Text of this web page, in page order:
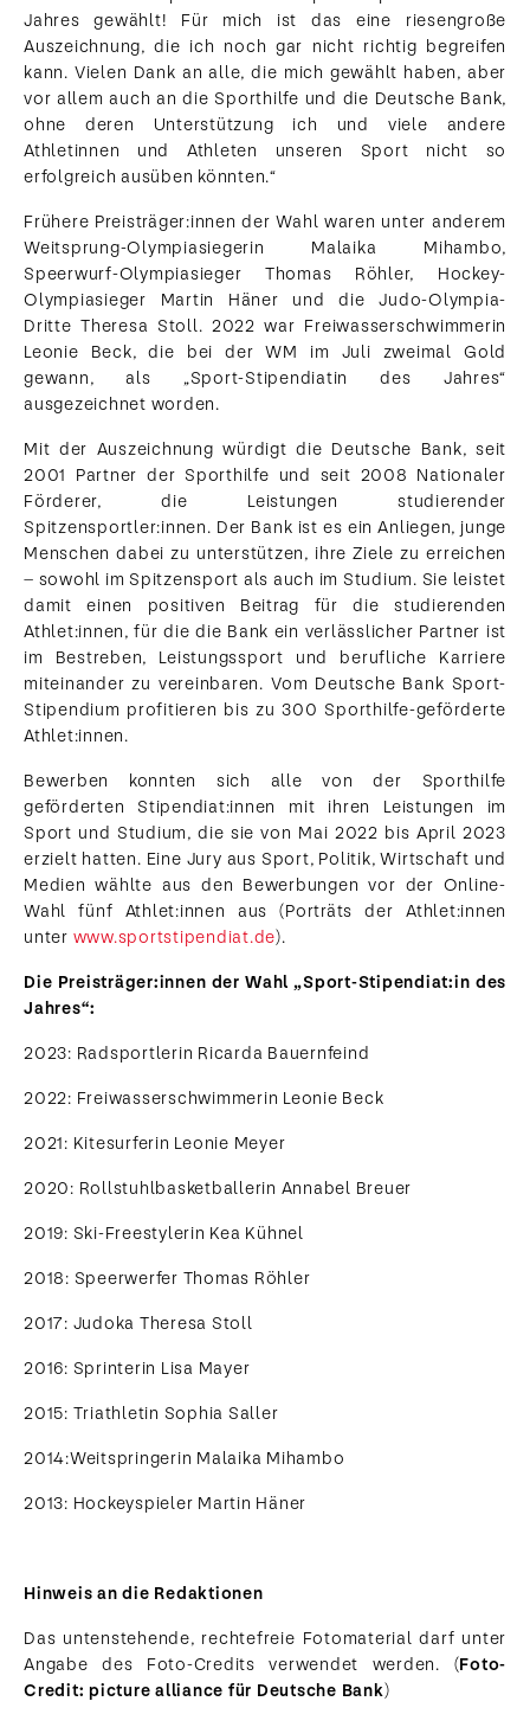
Jahres gewählt! Für mich ist das eine riesengroße
Auszeichnung, die ich noch gar nicht richtig begreifen
kann. Vielen Dank an alle, die mich gewählt haben, aber
vor allem auch an die Sporthilfe und die Deutsche Bank,
ohne deren Unterstützung ich und viele andere
Athletinnen und Athleten unseren Sport nicht so
erfolgreich ausüben könnten.“
Frühere Preisträger:innen der Wahl waren unter anderem
Weitsprung-Olympiasiegerin Malaika Mihambo,
Speerwurf-Olympiasieger Thomas Röhler, Hockey-
Olympiasieger Martin Häner und die Judo-Olympia-
Dritte Theresa Stoll. 2022 war Freiwasserschwimmerin
Leonie Beck, die bei der WM im Juli zweimal Gold
gewann, als „Sport-Stipendiatin des Jahres“
ausgezeichnet worden.
Mit der Auszeichnung würdigt die Deutsche Bank, seit
2001 Partner der Sporthilfe und seit 2008 Nationaler
Förderer, die Leistungen studierender
Spitzensportler:innen. Der Bank ist es ein Anliegen, junge
Menschen dabei zu unterstützen, ihre Ziele zu erreichen
– sowohl im Spitzensport als auch im Studium. Sie leistet
damit einen positiven Beitrag für die studierenden
Athlet:innen, für die die Bank ein verlässlicher Partner ist
im Bestreben, Leistungssport und berufliche Karriere
miteinander zu vereinbaren. Vom Deutsche Bank Sport-
Stipendium profitieren bis zu 300 Sporthilfe-geförderte
Athlet:innen.
Bewerben konnten sich alle von der Sporthilfe
geförderten Stipendiat:innen mit ihren Leistungen im
Sport und Studium, die sie von Mai 2022 bis April 2023
erzielt hatten. Eine Jury aus Sport, Politik, Wirtschaft und
Medien wählte aus den Bewerbungen vor der Online-
Wahl fünf Athlet:innen aus (Porträts der Athlet:innen
unter www.sportstipendiat.de).
Die Preisträger:innen der Wahl „Sport-Stipendiat:in des
Jahres“:
2023: Radsportlerin Ricarda Bauernfeind
2022: Freiwasserschwimmerin Leonie Beck
2021: Kitesurferin Leonie Meyer
2020: Rollstuhlbasketballerin Annabel Breuer
2019: Ski-Freestylerin Kea Kühnel
2018: Speerwerfer Thomas Röhler
2017: Judoka Theresa Stoll
2016: Sprinterin Lisa Mayer
2015: Triathletin Sophia Saller
2014:Weitspringerin Malaika Mihambo
2013: Hockeyspieler Martin Häner
Hinweis an die Redaktionen
Das untenstehende, rechtefreie Fotomaterial darf unter
Angabe des Foto-Credits verwendet werden. (Foto-
Credit: picture alliance für Deutsche Bank)
alliance für
Deutsche Bank
Download